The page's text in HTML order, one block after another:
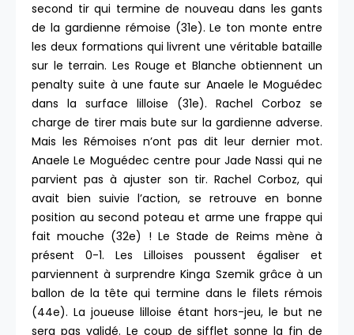
second tir qui termine de nouveau dans les gants
de la gardienne rémoise (31e). Le ton monte entre
les deux formations qui livrent une véritable bataille
sur le terrain. Les Rouge et Blanche obtiennent un
penalty suite à une faute sur Anaele le Moguédec
dans la surface lilloise (31e). Rachel Corboz se
charge de tirer mais bute sur la gardienne adverse.
Mais les Rémoises n’ont pas dit leur dernier mot.
Anaele Le Moguédec centre pour Jade Nassi qui ne
parvient pas à ajuster son tir. Rachel Corboz, qui
avait bien suivie l’action, se retrouve en bonne
position au second poteau et arme une frappe qui
fait mouche (32e) ! Le Stade de Reims mène à
présent 0-1. Les Lilloises poussent égaliser et
parviennent à surprendre Kinga Szemik grâce à un
ballon de la tête qui termine dans le filets rémois
(44e). La joueuse lilloise étant hors-jeu, le but ne
sera pas validé. Le coup de sifflet sonne la fin de